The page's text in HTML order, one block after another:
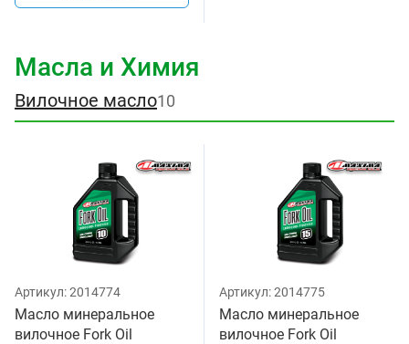
Масла и Химия
Вилочное масло10
Артикул:2014774
Масло минеральное
вилочное Fork Oil
Артикул:2014775
Масло минеральное
вилочное Fork Oil